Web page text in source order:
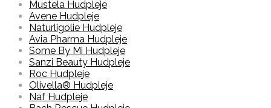
Mustela Hudpleje
Avene Hudpleje
Naturligolie Hudpleje
Avia Pharma Hudpleje
Some By Mi Hudpleje
Sanzi Beauty Hudpleje
Roc Hudpleje
Olivella® Hudpleje
Naf Hudpleje